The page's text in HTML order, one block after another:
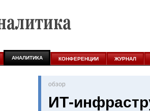
АНАЛИТИКА КОНФЕРЕНЦИИ ЖУРНАЛ
oбзор
ИТ-